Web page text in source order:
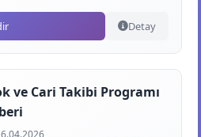
Detay
ve Cari Takibi Programı